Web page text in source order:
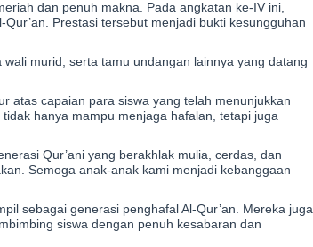
dan penuh makna. Pada angkatan ke-IV ini,
Prestasi tersebut menjadi bukti kesungguhan
murid, serta tamu undangan lainnya yang datang
atas capaian para siswa yang telah menunjukkan
hanya mampu menjaga hafalan, tetapi juga
Qur’ani yang berakhlak mulia, cerdas, dan
Semoga anak-anak kami menjadi kebanggaan
sebagai generasi penghafal Al-Qur’an. Mereka juga
siswa dengan penuh kesabaran dan